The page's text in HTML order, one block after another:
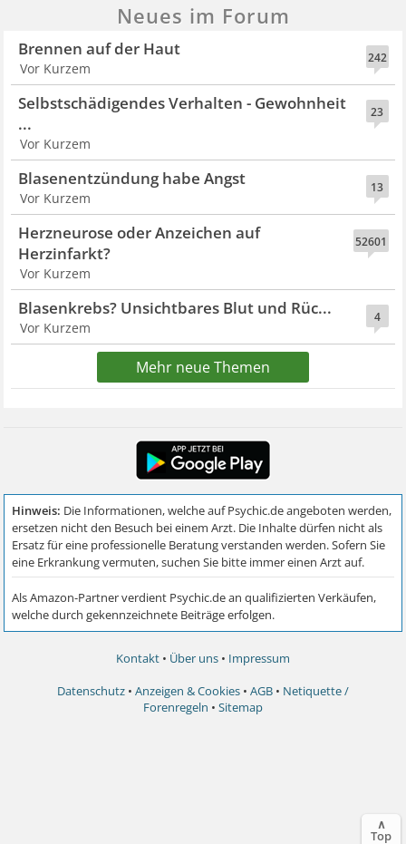
Neues im Forum
242
Brennen auf der Haut
Vor Kurzem
23
Selbstschädigendes Verhalten - Gewohnheit
...
Vor Kurzem
13
Blasenentzündung habe Angst
Vor Kurzem
52601
Herzneurose oder Anzeichen auf
Herzinfarkt?
Vor Kurzem
4
Blasenkrebs? Unsichtbares Blut und Rüc...
Vor Kurzem
Mehr neue Themen
Kontakt • Über uns • Impressum
Datenschutz • Anzeigen & Cookies • AGB • Netiquette /
Forenregeln • Sitemap
∧
Top